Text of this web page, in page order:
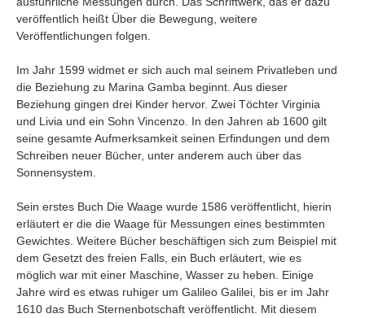
veröffentlich heißt Über die Bewegung, weitere
Veröffentlichungen folgen.
Im Jahr 1599 widmet er sich auch mal seinem Privatleben und
die Beziehung zu Marina Gamba beginnt. Aus dieser
Beziehung gingen drei Kinder hervor. Zwei Töchter Virginia
und Livia und ein Sohn Vincenzo. In den Jahren ab 1600 gilt
seine gesamte Aufmerksamkeit seinen Erfindungen und dem
Schreiben neuer Bücher, unter anderem auch über das
Sonnensystem.
Sein erstes Buch Die Waage wurde 1586 veröffentlicht, hierin
erläutert er die die Waage für Messungen eines bestimmten
Gewichtes. Weitere Bücher beschäftigen sich zum Beispiel mit
dem Gesetzt des freien Falls, ein Buch erläutert, wie es
möglich war mit einer Maschine, Wasser zu heben. Einige
Jahre wird es etwas ruhiger um Galileo Galilei, bis er im Jahr
1610 das Buch Sternenbotschaft veröffentlicht. Mit diesem